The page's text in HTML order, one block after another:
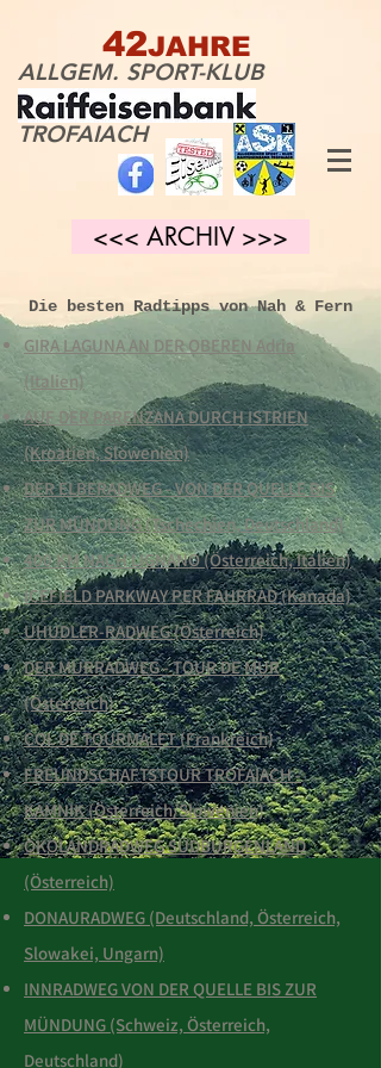
42JAHRE
ALLGEM. SPORT-KLUB
TROFAIACH
<<< ARCHIV >>>
Die besten Radtipps von Nah & Fern
GIRA LAGUNA AN DER OBEREN Adria
(Italien)
AUF DER PARENZANA DURCH ISTRIEN
(Kroatien, Slowenien)
DER ELBERADWEG - VON DER QUELLE BIS
ZUR MÜNDUNG (Tschechien, Deutschland)
400 KM NACH LIGNANO (Österreich, Italien)
ICEFIELD PARKWAY PER FAHRRAD (Kanada)
UHUDLER-RADWEG (Österreich)
DER MURRADWEG - TOUR DE MUR
(Österreich)
COL DE TOURMALET (Frankreich)
FREUNDSCHAFTSTOUR TROFAIACH -
KAMNIK (Österreich/Slowenien)
ÖKOLANDRADWEG SÜDBURGENLAND
(Österreich)
DONAURADWEG (Deutschland, Österreich,
Slowakei, Ungarn)
INNRADWEG VON DER QUELLE BIS ZUR
MÜNDUNG (Schweiz, Österreich,
Deutschland)